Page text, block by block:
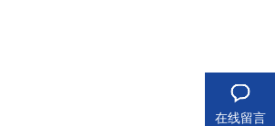
在线留言